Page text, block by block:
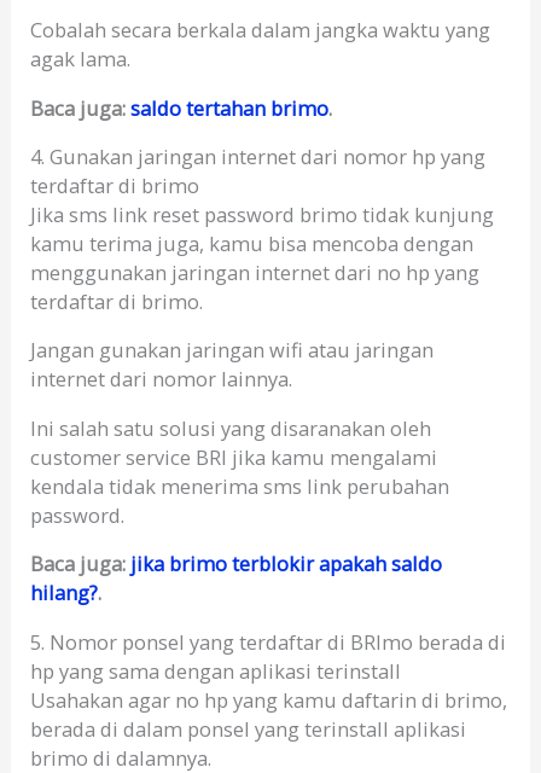
Cobalah secara berkala dalam jangka waktu yang
agak lama.
Baca juga:saldo tertahan brimo.
4. Gunakan jaringan internet dari nomor hp yang
terdaftar di brimo
Jika sms link reset password brimo tidak kunjung
kamu terima juga, kamu bisa mencoba dengan
menggunakan jaringan internet dari no hp yang
terdaftar di brimo.
Jangan gunakan jaringan wifi atau jaringan
internet dari nomor lainnya.
Ini salah satu solusi yang disaranakan oleh
customer service BRI jika kamu mengalami
kendala tidak menerima sms link perubahan
password.
Baca juga: jika brimo terblokir apakah saldo
hilang?.
5. Nomor ponsel yang terdaftar di BRImo berada di
hp yang sama dengan aplikasi terinstall
Usahakan agar no hp yang kamu daftarin di brimo,
berada di dalam ponsel yang terinstall aplikasi
brimo di dalamnya.